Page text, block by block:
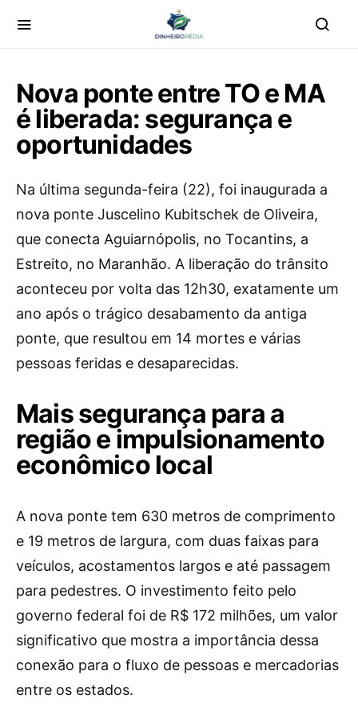
Nova ponte entre TO e MA
é liberada: segurança e
oportunidades
Na última segunda-feira (22), foi inaugurada a
nova ponte Juscelino Kubitschek de Oliveira,
que conecta Aguiarnópolis, no Tocantins, a
Estreito, no Maranhão. A liberação do trânsito
aconteceu por volta das 12h30, exatamente um
ano após o trágico desabamento da antiga
ponte, que resultou em 14 mortes e várias
pessoas feridas e desaparecidas.
Mais segurança para a
região e impulsionamento
econômico local
A nova ponte tem 630 metros de comprimento
e 19 metros de largura, com duas faixas para
veículos, acostamentos largos e até passagem
para pedestres. O investimento feito pelo
governo federal foi de R$ 172 milhões, um valor
significativo que mostra a importância dessa
conexão para o fluxo de pessoas e mercadorias
entre os estados.